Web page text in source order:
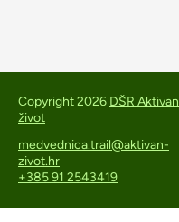
Copyright 2026 DŠR Aktivan
život
medvednica.trail@aktivan-
zivot.hr
+385 91 2543419